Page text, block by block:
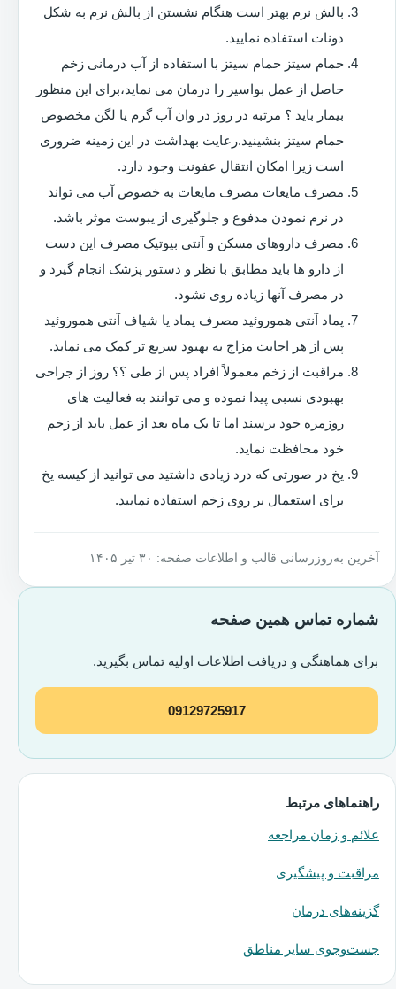
بالش نرم بهتر است هنگام نشستن از بالش نرم به شکل
دونات استفاده نمایید.
حمام سیتز حمام سیتز با استفاده از آب درمانی زخم
حاصل از عمل بواسیر را درمان می نماید،برای این منظور
بیمار باید ؟ مرتبه در روز در وان آب گرم یا لگن مخصوص
حمام سیتز بنشینید.رعایت بهداشت در این زمینه ضروری
است زیرا امکان انتقال عفونت وجود دارد.
مصرف مایعات مصرف مایعات به خصوص آب می تواند
در نرم نمودن مدفوع و جلوگیری از یبوست موثر باشد.
مصرف داروهای مسکن و آنتی بیوتیک مصرف این دست
از دارو ها باید مطابق با نظر و دستور پزشک انجام گیرد و
در مصرف آنها زیاده روی نشود.
پماد آنتی هموروئید مصرف پماد یا شیاف آنتی هموروئید
پس از هر اجابت مزاج به بهبود سریع تر کمک می نماید.
مراقبت از زخم معمولاً افراد پس از طی ؟؟ روز از جراحی
بهبودی نسبی پیدا نموده و می توانند به فعالیت های
روزمره خود برسند اما تا یک ماه بعد از عمل باید از زخم
خود محافظت نماید.
یخ در صورتی که درد زیادی داشتید می توانید از کیسه یخ
برای استعمال بر روی زخم استفاده نمایید.
آخرین به‌روزرسانی قالب و اطلاعات صفحه: ۳۰ تیر ۱۴۰۵
شماره تماس همین صفحه
برای هماهنگی و دریافت اطلاعات اولیه تماس بگیرید.
09129725917
راهنماهای مرتبط
علائم و زمان مراجعه
مراقبت و پیشگیری
گزینه‌های درمان
جست‌وجوی سایر مناطق